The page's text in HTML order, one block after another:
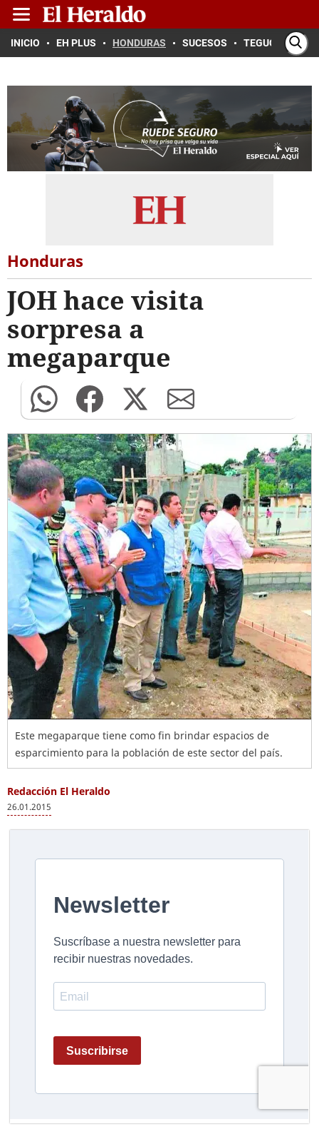
INICIO EH PLUS HONDURAS SUCESOS TEGUCIGALPA
Honduras
JOH hace visita
sorpresa a
megaparque
Este megaparque tiene como fin brindar espacios de
esparcimiento para la población de este sector del país.
Redacción El Heraldo
26.01.2015